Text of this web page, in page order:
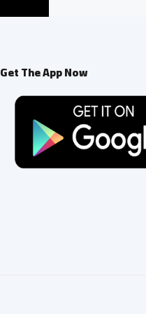
Get The App Now